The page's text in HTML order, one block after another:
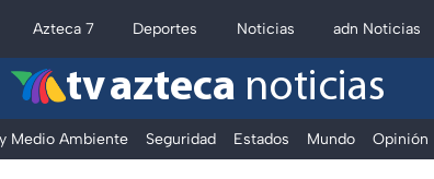
Azteca 7 Deportes Noticias adn Noticias
tv azteca noticias
Medio Ambiente Seguridad Estados Mundo Opinión